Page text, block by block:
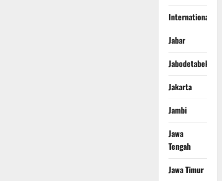
International
Jabar
Jabodetabek
Jakarta
Jambi
Jawa
Tengah
Jawa Timur